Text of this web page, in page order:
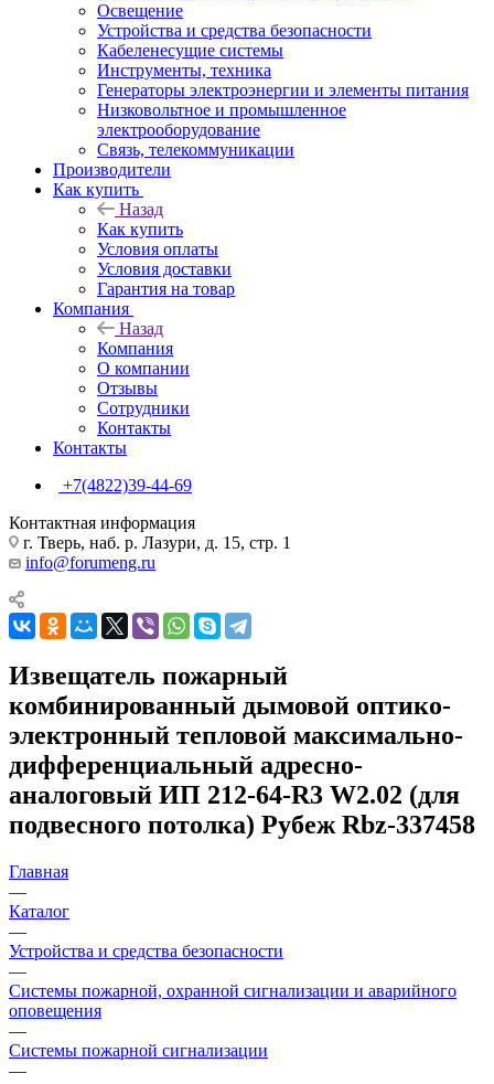
Освещение
Устройства и средства безопасности
Кабеленесущие системы
Инструменты, техника
Генераторы электроэнергии и элементы питания
Низковольтное и промышленное
электрооборудование
Связь, телекоммуникации
Производители
Как купить
Назад
Как купить
Условия оплаты
Условия доставки
Гарантия на товар
Компания
Назад
Компания
О компании
Отзывы
Сотрудники
Контакты
Контакты
+7(4822)39-44-69
Контактная информация
г. Тверь, наб. р. Лазури, д. 15, стр. 1
info@forumeng.ru
Извещатель пожарный
комбинированный дымовой оптико-
электронный тепловой максимально-
дифференциальный адресно-
аналоговый ИП 212-64-R3 W2.02 (для
подвесного потолка) Рубеж Rbz-337458
Главная
—
Каталог
—
Устройства и средства безопасности
—
Системы пожарной, охранной сигнализации и аварийного
оповещения
—
Системы пожарной сигнализации
—